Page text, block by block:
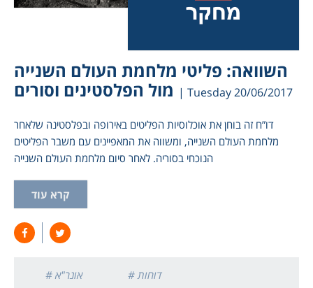
השוואה: פליטי מלחמת העולם השנייה
מול הפלסטינים וסורים | Tuesday 20/06/2017
דו”ח זה בוחן את אוכלוסיות הפליטים באירופה ובפלסטינה שלאחר
מלחמת העולם השנייה, ומשווה את המאפיינים עם משבר הפליטים
הנוכחי בסוריה. לאחר סיום מלחמת העולם השנייה
קרא עוד
# אונר"א # דוחות